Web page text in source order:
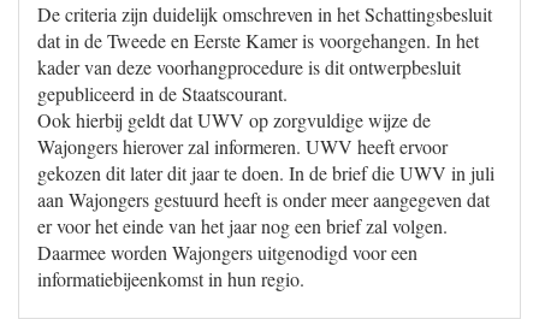
De criteria zijn duidelijk omschreven in het Schattingsbesluit
dat in de Tweede en Eerste Kamer is voorgehangen. In het
kader van deze voorhangprocedure is dit ontwerpbesluit
gepubliceerd in de Staatscourant.
Ook hierbij geldt dat UWV op zorgvuldige wijze de
Wajongers hierover zal informeren. UWV heeft ervoor
gekozen dit later dit jaar te doen. In de brief die UWV in juli
aan Wajongers gestuurd heeft is onder meer aangegeven dat
er voor het einde van het jaar nog een brief zal volgen.
Daarmee worden Wajongers uitgenodigd voor een
informatiebijeenkomst in hun regio.